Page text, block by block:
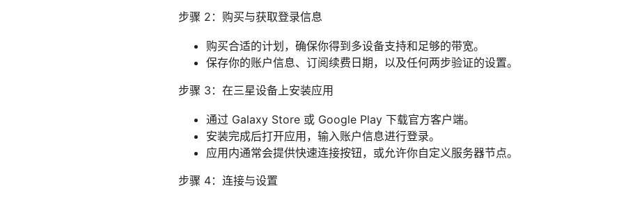
步骤 2：购买与获取登录信息
购买合适的计划，确保你得到多设备支持和足够的带宽。
保存你的账户信息、订阅续费日期，以及任何两步验证的设置。
步骤 3：在三星设备上安装应用
通过 Galaxy Store 或 Google Play 下载官方客户端。
安装完成后打开应用，输入账户信息进行登录。
应用内通常会提供快速连接按钮，或允许你自定义服务器节点。
步骤 4：连接与设置